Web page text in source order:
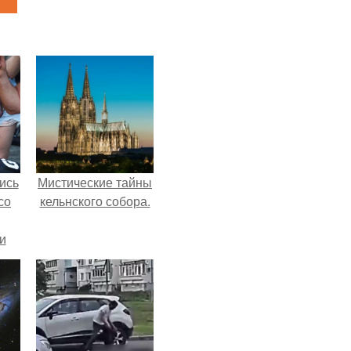
Мистические тайны
кельнского собора.